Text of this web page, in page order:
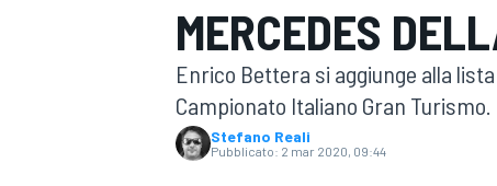
MOTOGP WEC
MERCEDES
Enrico Bettera si aggiunge alla
Campionato Italiano Gran Turismo.
Stefano Reali
Pubblicato: 2 mar 2020, 09:44